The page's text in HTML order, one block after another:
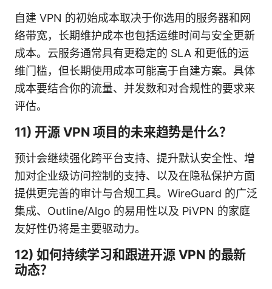
自建 VPN 的初始成本取决于你选用的服务器和网
络带宽，长期维护成本也包括运维时间与安全更新
成本。云服务通常具有更稳定的 SLA 和更低的运
维门槛，但长期使用成本可能高于自建方案。具体
成本要结合你的流量、并发数和对合规性的要求来
评估。
11) 开源 VPN 项目的未来趋势是什么？
预计会继续强化跨平台支持、提升默认安全性、增
加对企业级访问控制的支持、以及在隐私保护方面
提供更完善的审计与合规工具。WireGuard 的广泛
集成、Outline/Algo 的易用性以及 PiVPN 的家庭
友好性仍将是主要驱动力。
12) 如何持续学习和跟进开源 VPN 的最新
动态？